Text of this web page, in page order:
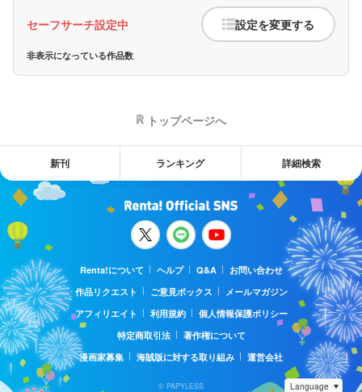
セーフサーチ設定中 設定を変更する
非表示になっている作品数
トップページへ
新刊 ランキング 詳細検索
Renta!について ヘルプ Q&A
お問い合わせ
作品リクエスト
ご意見ボックス
メールマガジン
アフィリエイト
利用規約
個人情報保護ポリシー
特定商取引法
著作権について
漫画家募集
海賊版に対する取り組み 運営会社
© PAPYLESS